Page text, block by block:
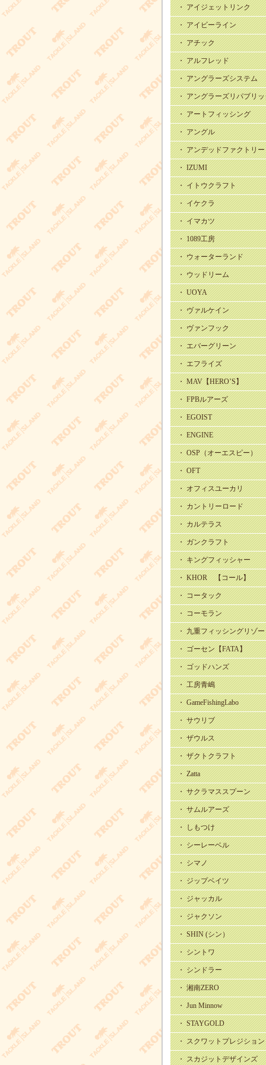
・ アイジェットリンク
・ アイビーライン
・ アチック
・ アルフレッド
・ アングラーズシステム
・ アングラーズリパブリ
・ アートフィッシング
・ アングル
・ アンデッドファクトリー
・ IZUMI
・ イトウクラフト
・ イケクラ
・ イマカツ
・ 1089工房
・ ウォーターランド
・ ウッドリーム
・ UOYA
・ ヴァルケイン
・ ヴァンフック
・ エバーグリーン
・ エフライズ
・ MAV【HERO’S】
・ FPBルアーズ
・ EGOIST
・ ENGINE
・ OSP（オーエスピー）
・ OFT
・ オフィスユーカリ
・ カントリーロード
・ カルテラス
・ ガンクラフト
・ キングフィッシャー
・ KHOR 【コール】
・ コータック
・ コーモラン
・ 九重フィッシングリゾ
・ ゴーセン【FATA】
・ ゴッドハンズ
・ 工房青嶋
・ GameFishingLabo
・ サウリブ
・ ザウルス
・ ザクトクラフト
・ Zatta
・ サクラマススプーン
・ サムルアーズ
・ しもつけ
・ シーレーベル
・ シマノ
・ ジップベイツ
・ ジャッカル
・ ジャクソン
・ SHIN (シン）
・ シントワ
・ シンドラー
・ 湘南ZERO
・ Jun Minnow
・ STAYGOLD
・ スクワットプレジション
・ スカジットデザインズ